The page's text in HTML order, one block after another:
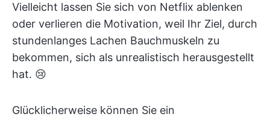
Vielleicht lassen Sie sich von Netflix ablenken
oder verlieren die Motivation, weil Ihr Ziel, durch
stundenlanges Lachen Bauchmuskeln zu
bekommen, sich als unrealistisch herausgestellt
hat. 😢
Glücklicherweise können Sie ein